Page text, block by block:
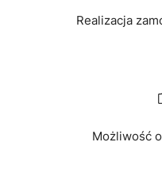
Realizacja
Możliwość